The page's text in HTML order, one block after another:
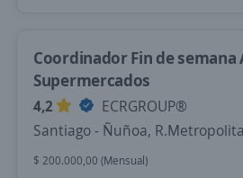
Coordinador Fin de semana
Supermercados
4,2
ECRGROUP®️
Santiago - Ñuñoa,
$ 200.000,00 (Mensual)